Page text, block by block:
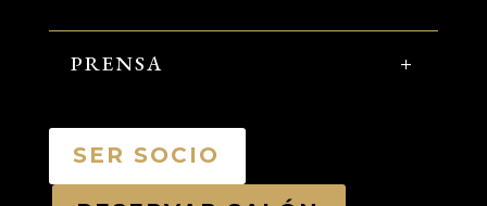
PRENSA
SER SOCIO